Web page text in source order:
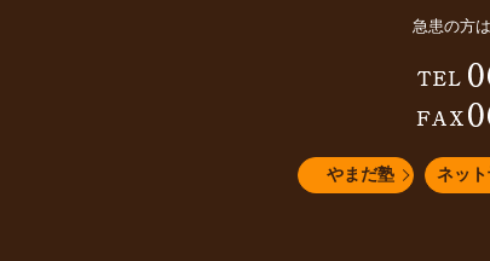
急患の方
やまだ塾 ネッ